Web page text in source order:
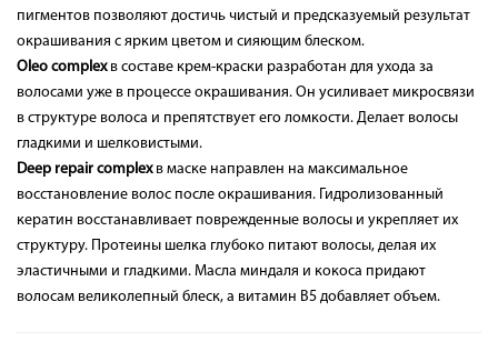
пигментов позволяют достичь чистый и предсказуемый результат
окрашивания с ярким цветом и сияющим блеском.
Oleo complexв составе крем-краски разработан для ухода за
волосами уже в процессе окрашивания. Он усиливает микросвязи
в структуре волоса и препятствует его ломкости. Делает волосы
гладкими и шелковистыми.
Deep repair complexв маске направлен на максимальное
восстановление волос после окрашивания. Гидролизованный
кератин восстанавливает поврежденные волосы и укрепляет их
структуру. Протеины шелка глубоко питают волосы, делая их
эластичными и гладкими. Масла миндаля и кокоса придают
волосам великолепный блеск, а витамин В5 добавляет объем.